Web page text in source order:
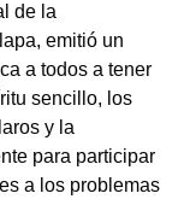
de la
emitió un
a todos a tener
sencillo, los
y la
para participar
a los problemas